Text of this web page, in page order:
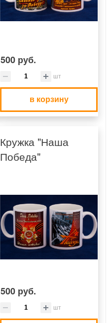
500 руб.
шт
в корзину
Кружка "Наша
Победа"
500 руб.
шт